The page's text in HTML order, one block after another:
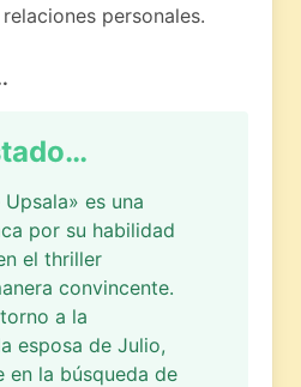
personales.
es una
por su habilidad
el thriller
convincente.
a la
esposa de Julio,
en la búsqueda de